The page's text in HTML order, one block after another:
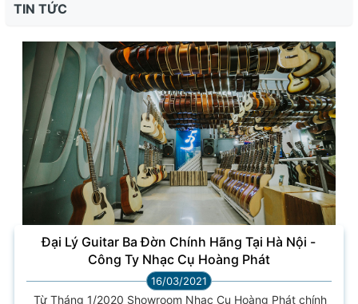
TIN TỨC
Đại Lý Guitar Ba Đờn Chính Hãng Tại Hà Nội -
Công Ty Nhạc Cụ Hoàng Phát
16/03/2021
Từ Tháng 1/2020 Showroom Nhạc Cụ Hoàng Phát chính